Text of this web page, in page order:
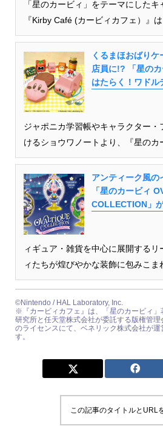
「星のカービィ」をテーマにした
『Kirby Café (カービィカフェ）』
くるまほおばり
店員に!? 「星の
はたらく！ワドル
ジャポニカ学習帳やキャラクター
けるショウワノートより、『星の
アンティーク風の
「星のカービィ
COLLECTION」
ィギュア・雑貨を中心に展開する
ィたちが煌びやかな装飾に包みこ
©Nintendo / HAL Laboratory, Inc.
※『カービィカフェ』は、「星のカービィ」
研究所と任天堂株式会社が委託する版権管
のライセンスにて、ベネリック株式会社が
す。
この記事のタイトルとURL